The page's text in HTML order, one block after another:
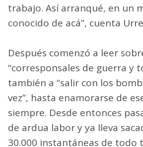
trabajo. Así arranqué, en un
conocido de acá”, cuenta
Después comenzó a leer
“corresponsales de guerra y
también a “salir con los
vez”, hasta enamorarse de
siempre. Desde entonces
de ardua labor y ya lleva
30.000 instantáneas de todo